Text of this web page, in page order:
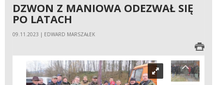
DZWON Z MANIOWA ODEZWAŁ SIĘ
PO LATACH
09.11.2023 | EDWARD MARSZAŁEK